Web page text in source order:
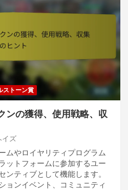
ストーン賞
ンの獲得、使用戦略、収
イズ
ムやロイヤリティプログラム
ットフォームに参加するユー
ンティブとして機能します。
ョンイベント、コミュニティ